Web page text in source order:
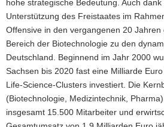
hohe strategische Bedeutung. Auch
Unterstützung des Freistaates im
Offensive in den vergangenen 20
Bereich der Biotechnologie zu den
Deutschland. Beginnend im Jahr 2000
Sachsen bis 2020 fast eine Milliarde
Life-Science-Clusters investiert. Die
(Biotechnologie, Medizintechnik,
insgesamt 15.500 Mitarbeiter und